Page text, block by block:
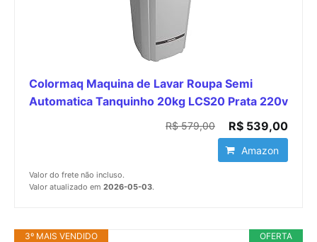
Colormaq Maquina de Lavar Roupa Semi
Automatica Tanquinho 20kg LCS20 Prata 220v
R$ 579,00 R$ 539,00
Amazon
Valor do frete não incluso.
Valor atualizado em 2026-05-03.
OFERTA
3º MAIS VENDIDO